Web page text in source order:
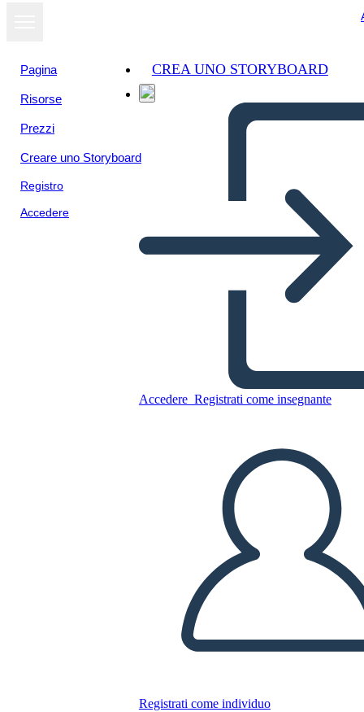
Pagina
Risorse
Prezzi
Creare uno Storyboard
Registro
Accedere
CREA UNO STORYBOARD
Accedere Registrati come insegnante
Registrati come individuo
del Viaggio 3
CREARE UNO STORYBOARD
RIPRODURRE LA PRESENTAZIONE
LEGGIMI